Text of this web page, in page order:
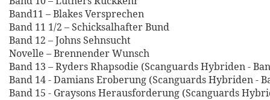
Band11 – Blakes Versprechen
Band 11 1/2 – Schicksalhafter Bund
Band 12 – Johns Sehnsucht
Novelle – Brennender Wunsch
Band 13 – Ryders Rhapsodie (Scanguards Hybriden -
Band 14 - Damians Eroberung (Scanguards Hybriden -
Band 15 - Graysons Herausforderung (Scanguards